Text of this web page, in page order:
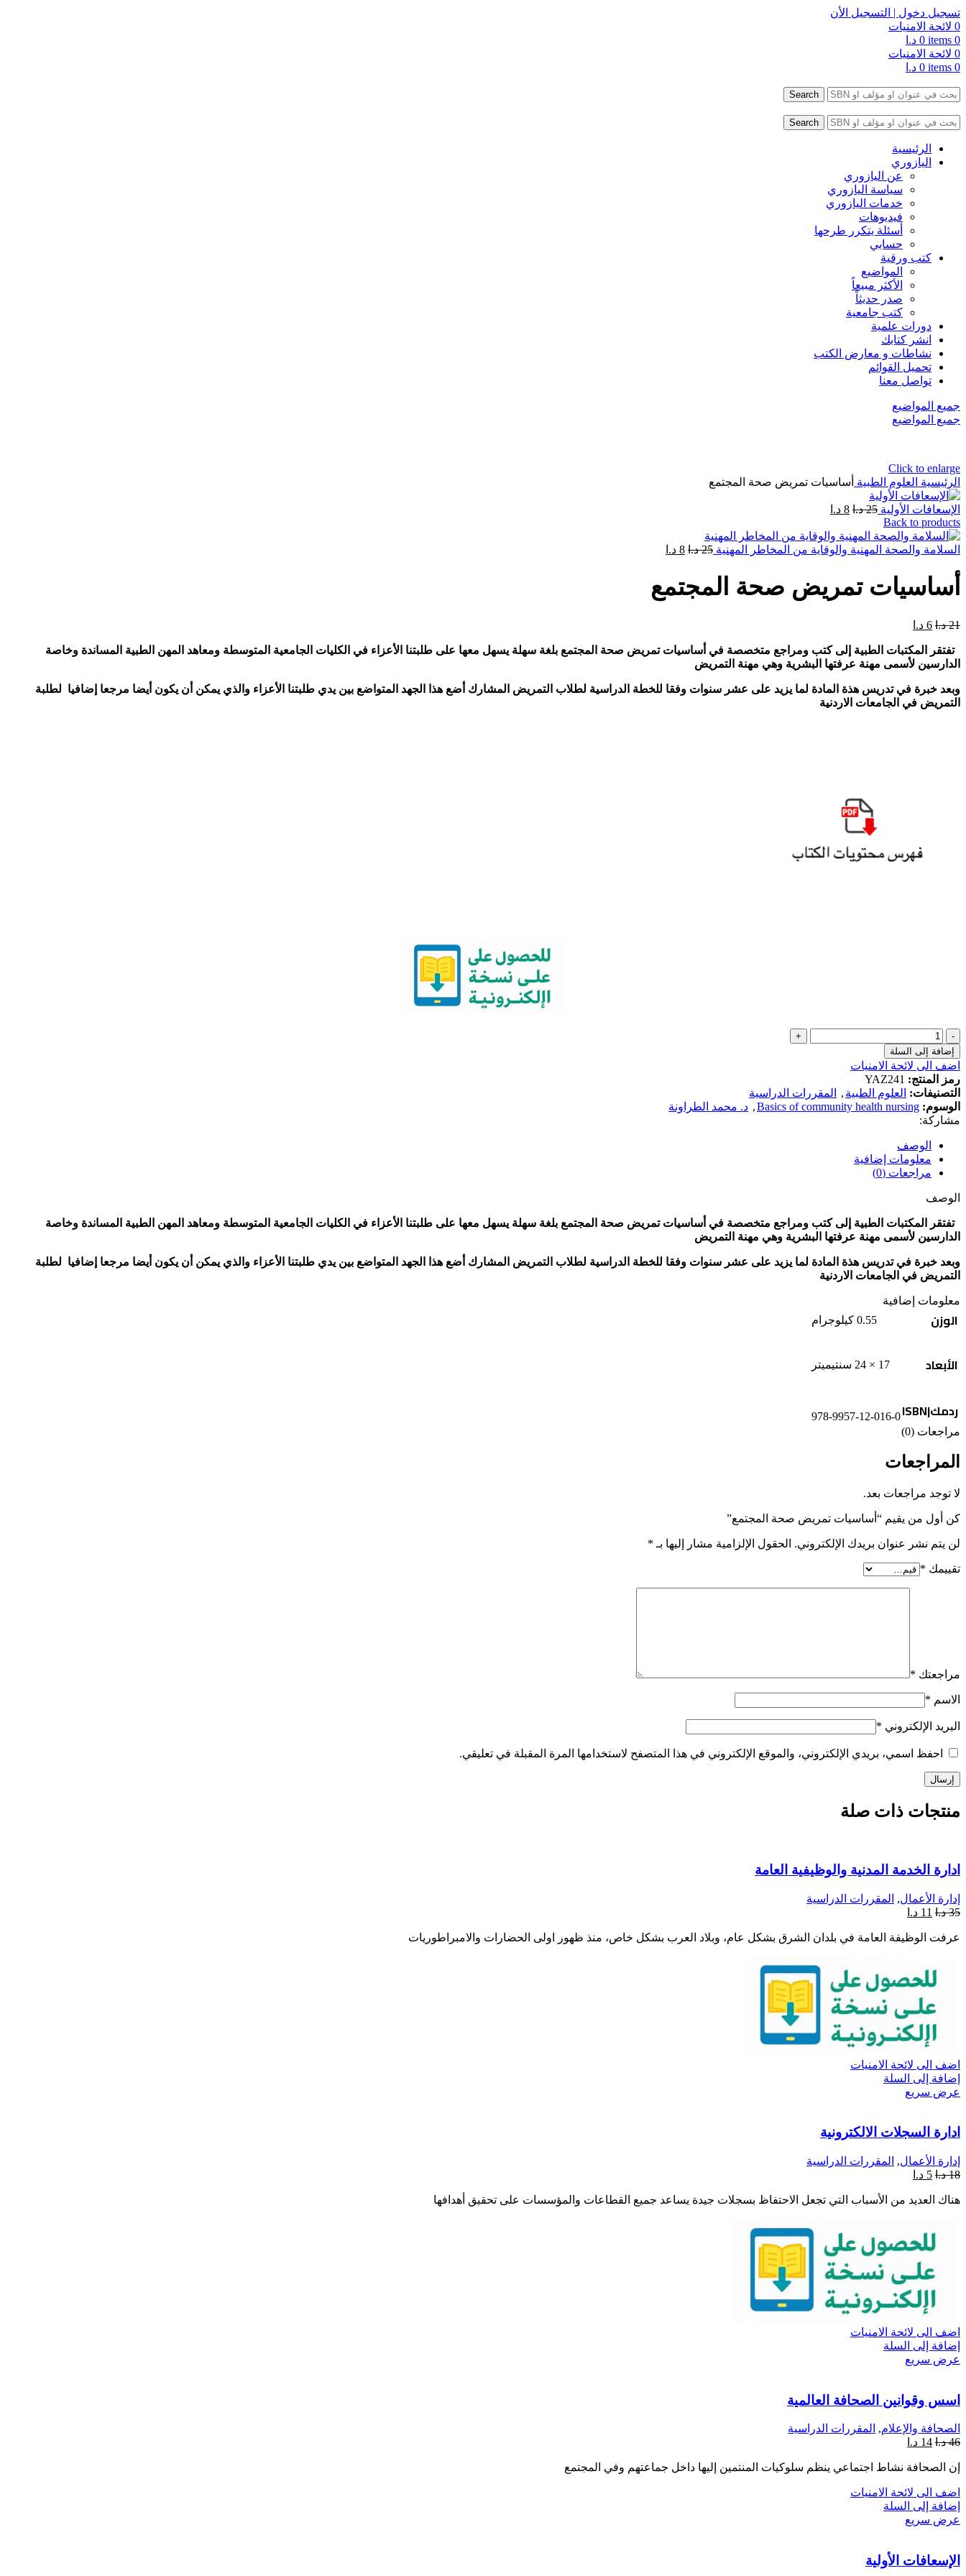
تسجيل دخول | التسجيل الأن
0 لائحة الامنيات
0
items
0 د.ا
0 لائحة الامنيات
0
items
0 د.ا
Search
Search
الرئيسية
اليازوري
عن اليازوري
سياسة اليازوري
خدمات اليازوري
فيديوهات
أسئلة يتكرر طرحها
حسابي
كتب ورقية
المواضيع
الأكثر مبيعاً
صدر حديثاً
كتب جامعية
دورات علمية
انشر كتابك
نشاطات و معارض الكتب
تحميل القوائم
تواصل معنا
جميع المواضيع
جميع المواضيع
Click to enlarge
الرئيسية العلوم الطبية أساسيات تمريض صحة المجتمع
الإسعافات الأولية 25 د.ا 8 د.ا
Back to products
السلامة والصحة المهنية والوقاية من المخاطر المهنية 25 د.ا 8 د.ا
أساسيات تمريض صحة المجتمع
21 د.ا 6 د.ا
تفتقر المكتبات الطبية إلى كتب ومراجع متخصصة في أساسيات تمريض صحة المجتمع بلغة سهلة يسهل معها على طلبتنا الأعزاء في الكليات الجامعية المتوسطة ومعاهد المهن الطبية المساندة وخاصة
الدارسين لأسمى مهنة عرفتها البشرية وهي مهنة التمريض
وبعد خبرة في تدريس هذة المادة لما يزيد على عشر سنوات وفقا للخطة الدراسية لطلاب التمريض المشارك أضع هذا الجهد المتواضع بين يدي طلبتنا الأعزاء والذي يمكن أن يكون أيضا مرجعا إضافيا لطلبة
التمريض في الجامعات الاردنية
إضافة إلى السلة
اضف الى لائحة الامنيات
رمز المنتج: YAZ241
التصنيفات: العلوم الطبية ,
المقررات الدراسية
الوسوم: Basics of community health nursing
, د. محمد الطراونة
مشاركة:
الوصف
معلومات إضافية
مراجعات (0)
الوصف
تفتقر المكتبات الطبية إلى كتب ومراجع متخصصة في أساسيات تمريض صحة المجتمع بلغة سهلة يسهل معها على طلبتنا الأعزاء في الكليات الجامعية المتوسطة ومعاهد المهن الطبية المساندة وخاصة
الدارسين لأسمى مهنة عرفتها البشرية وهي مهنة التمريض
وبعد خبرة في تدريس هذة المادة لما يزيد على عشر سنوات وفقا للخطة الدراسية لطلاب التمريض المشارك أضع هذا الجهد المتواضع بين يدي طلبتنا الأعزاء والذي يمكن أن يكون أيضا مرجعا إضافيا لطلبة
التمريض في الجامعات الاردنية
معلومات إضافية
الوزن 0.55 كيلوجرام
الأبعاد 17 × 24 سنتيميتر
ردمك|ISBN
978-9957-12-016-0
مراجعات (0)
المراجعات
لا توجد مراجعات بعد.
كن أول من يقيم “أساسيات تمريض صحة المجتمع”
لن يتم نشر عنوان بريدك الإلكتروني. الحقول الإلزامية مشار إليها بـ *
تقييمك *
مراجعتك *
الاسم *
البريد الإلكتروني *
احفظ اسمي، بريدي الإلكتروني، والموقع الإلكتروني في هذا المتصفح لاستخدامها المرة المقبلة في تعليقي.
منتجات ذات صلة
ادارة الخدمة المدنية والوظيفية العامة
إدارة الأعمال, المقررات الدراسية
35 د.ا 11 د.ا
عرفت الوظيفة العامة في بلدان الشرق بشكل عام، وبلاد العرب بشكل خاص، منذ ظهور اولى الحضارات والامبراطوريات
اضف الى لائحة الامنيات
إضافة إلى السلة
عرض سريع
ادارة السجلات الالكترونية
إدارة الأعمال, المقررات الدراسية
18 د.ا 5 د.ا
هناك العديد من الأسباب التي تجعل الاحتفاظ بسجلات جيدة يساعد جميع القطاعات والمؤسسات على تحقيق أهدافها
اضف الى لائحة الامنيات
إضافة إلى السلة
عرض سريع
اسس وقوانين الصحافة العالمية
الصحافة والإعلام, المقررات الدراسية
46 د.ا 14 د.ا
إن الصحافة نشاط اجتماعي ينظم سلوكيات المنتمين إليها داخل جماعتهم وفي المجتمع
اضف الى لائحة الامنيات
إضافة إلى السلة
عرض سريع
الإسعافات الأولية